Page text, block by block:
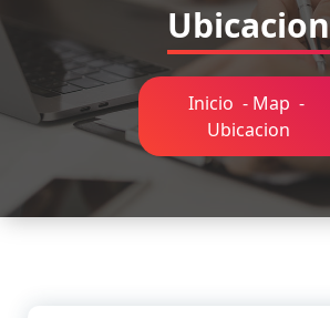
Ubicacion
Inicio - Map -
Ubicacion